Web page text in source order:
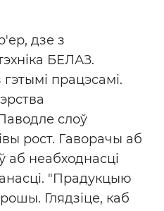
дзе з
БЕЛАЗ.
працэсамі.
слоў
рост. Гаворачы аб
аб неабходнасці
"Прадукцыю
Глядзіце, каб